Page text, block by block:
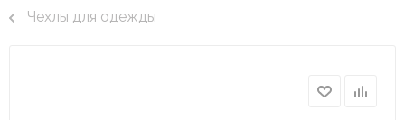
Чехлы для одежды